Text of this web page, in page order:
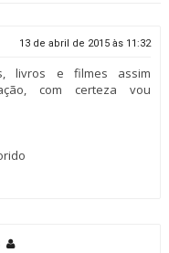
13 de abril de 2015 às 11:32
livros e filmes assim
com certeza vou